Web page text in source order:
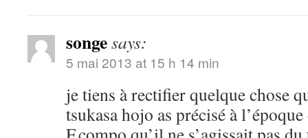
songesays:
5 mai 2013 at 15 h 14 min
je tiens à rectifier quelque chose
tsukasa hojo as précisé à